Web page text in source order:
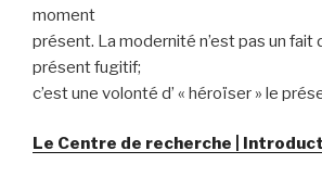
moment
présent. La modernité n’est pas un fait
présent fugitif;
c’est une volonté d’ « héroïser » le
Le Centre de recherche |